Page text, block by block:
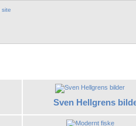
Sven Hellgrens